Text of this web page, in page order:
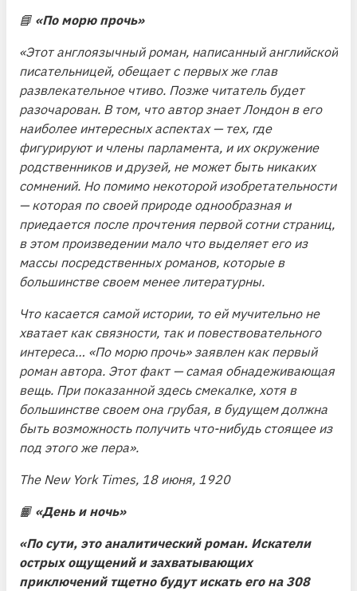
📘 «По морю прочь»
«Этот англоязычный роман, написанный английской
писательницей, обещает с первых же глав
развлекательное чтиво. Позже читатель будет
разочарован. В том, что автор знает Лондон в его
наиболее интересных аспектах — тех, где
фигурируют и члены парламента, и их окружение
родственников и друзей, не может быть никаких
сомнений. Но помимо некоторой изобретательности
— которая по своей природе однообразная и
приедается после прочтения первой сотни страниц,
в этом произведении мало что выделяет его из
массы посредственных романов, которые в
большинстве своем менее литературны.
Что касается самой истории, то ей мучительно не
хватает как связности, так и повествовательного
интереса… «По морю прочь» заявлен как первый
роман автора. Этот факт — самая обнадеживающая
вещь. При показанной здесь смекалке, хотя в
большинстве своем она грубая, в будущем должна
быть возможность получить что-нибудь стоящее из
под этого же пера».
The New York Times, 18 июня, 1920
📙 «День и ночь»
«По сути, это аналитический роман. Искатели
острых ощущений и захватывающих
приключений тщетно будут искать его на 308